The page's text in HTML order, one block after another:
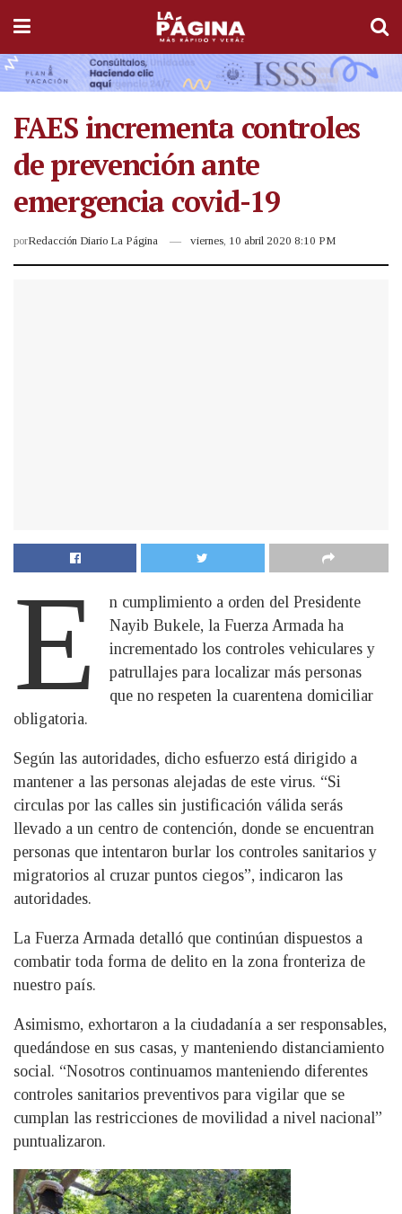
FAES incrementa controles
de prevención ante
emergencia covid-19
porRedacción Diario La Página viernes, 10 abril 2020 8:10 PM
E
n cumplimiento a orden del Presidente
Nayib Bukele, la Fuerza Armada ha
incrementado los controles vehiculares y
patrullajes para localizar más personas
que no respeten la cuarentena domiciliar
obligatoria.
Según las autoridades, dicho esfuerzo está dirigido a
mantener a las personas alejadas de este virus. “Si
circulas por las calles sin justificación válida serás
llevado a un centro de contención, donde se encuentran
personas que intentaron burlar los controles sanitarios y
migratorios al cruzar puntos ciegos”, indicaron las
autoridades.
La Fuerza Armada detalló que continúan dispuestos a
combatir toda forma de delito en la zona fronteriza de
nuestro país.
Asimismo, exhortaron a la ciudadanía a ser responsables,
quedándose en sus casas, y manteniendo distanciamiento
social. “Nosotros continuamos manteniendo diferentes
controles sanitarios preventivos para vigilar que se
cumplan las restricciones de movilidad a nivel nacional”
puntualizaron.